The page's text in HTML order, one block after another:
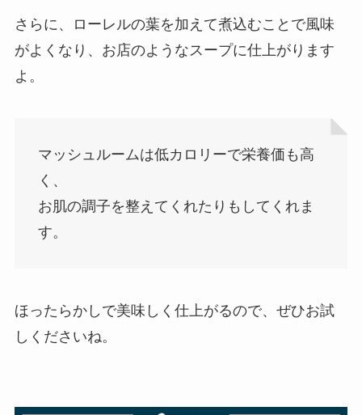
さらに、ローレルの葉を加えて煮込むことで風味
がよくなり、お店のようなスープに仕上がります
よ。
マッシュルームは低カロリーで栄養価も高
く、
お肌の調子を整えてくれたりもしてくれま
す。
ほったらかしで美味しく仕上がるので、ぜひお試
しくださいね。